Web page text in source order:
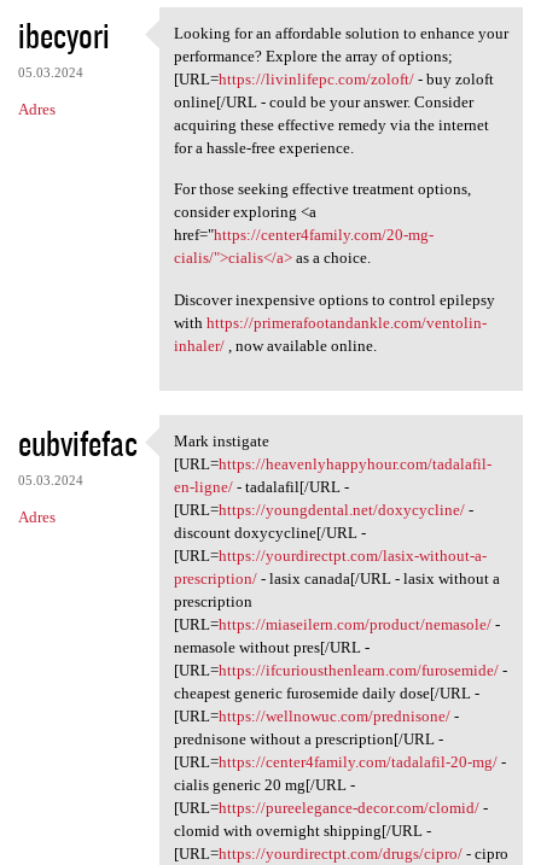
K
o
m
e
ibecyori
05.03.2024
Adres
Looking for an affordable
Looking for an affordable solution to enhance your
performance? Explore the array of options;
[URL=https://livinlifepc.com/zoloft/- buy zoloft
online[/URL - could be your answer. Consider
acquiring these effective remedy via the internet
for a hassle-free experience.
For those seeking effective treatment options,
consider exploring <a
href="https://center4family.com/20-mg-
cialis/">cialis</a>as a choice.
Discover inexpensive options to control epilepsy
with https://primerafootandankle.com/ventolin-
inhaler/, now available online.
eubvifefac
05.03.2024
Adres
Mark instigate [URL=https:/
Mark instigate
[URL=https://heavenlyhappyhour.com/tadalafil-
en-ligne/- tadalafil[/URL -
[URL=https://youngdental.net/doxycycline/-
discount doxycycline[/URL -
[URL=https://yourdirectpt.com/lasix-without-a-
prescription/- lasix canada[/URL - lasix without a
prescription
[URL=https://miaseilern.com/product/nemasole/-
nemasole without pres[/URL -
[URL=https://ifcuriousthenlearn.com/furosemide/-
cheapest generic furosemide daily dose[/URL -
[URL=https://wellnowuc.com/prednisone/-
prednisone without a prescription[/URL -
[URL=https://center4family.com/tadalafil-20-mg/-
cialis generic 20 mg[/URL -
[URL=https://pureelegance-decor.com/clomid/-
clomid with overnight shipping[/URL -
[URL=https://yourdirectpt.com/drugs/cipro/- cipro